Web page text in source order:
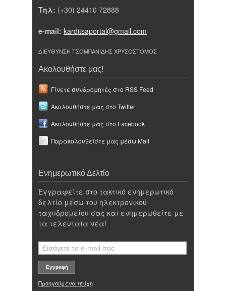
Τηλ: (+30) 24410 72888
e-mail: karditsaportal@gmail.com
ΔΙΕΥΘΥΝΣΗ ΤΣΟΜΠΑΝΙΔΗΣ ΧΡΥΣΟΣΤΟΜΟΣ
Ακολουθήστε μας!
Γίνετε συνδρομητές στο RSS Feed
Ακολουθήστε μας στο Twitter
Ακολουθήστε μας στο Facebook
Παρακολουθείστε μας μέσω Mail
Ενημερωτικό Δελτίο
Εγγραφείτε στο τακτικό ενημερωτικό
δελτίο μέσω του ηλεκτρονικού
ταχυδρομείου σας και ενημερωθείτε με
τα τελευταία νέα!
Προηγούμενα τεύχη